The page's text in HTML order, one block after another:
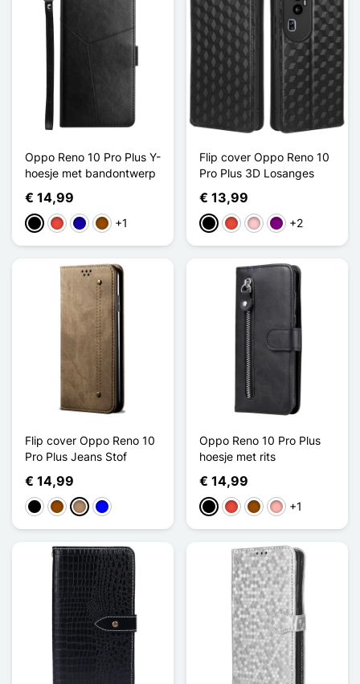
Oppo Reno 10 Pro Plus Y-
hoesje met bandontwerp
€ 14,99
ZwartRoodDonkerblauw
Bruin+1
Flip cover Oppo Reno 10
Pro Plus 3D Losanges
€ 13,99
ZwartRoodRozePurper
+2
Flip cover Oppo Reno 10
Pro Plus Jeans Stof
€ 14,99
ZwartBruinMol Blauw
Oppo Reno 10 Pro Plus
hoesje met rits
€ 14,99
ZwartRoodBruinRose Goud
+1